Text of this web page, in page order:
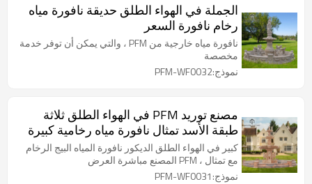
الجملة في الهواء الطلق حديقة نافورة مياه
رخام نافورة السعر
نافورة مياه خارجية من PFM ، والتي يمكن أن توفر خدمة
مخصصة
نموذج:PFM-WF0032
مصنع توريد PFM في الهواء الطلق ثلاثة
طبقة الأسد تمثال نافورة مياه رخامية كبيرة
كبير في الهواء الطلق الديكور نافورة المياه البيج الرخام
مع تمثال ، PFM المصنع مباشرة العرض
نموذج:PFM-WF0031